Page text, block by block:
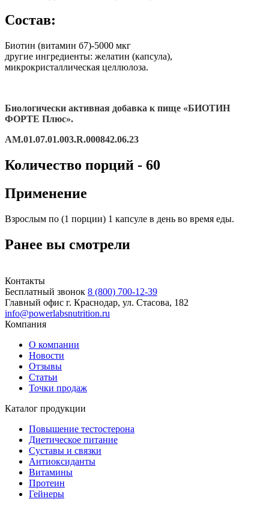
Состав:
Биотин (витамин б7)-5000 мкг
другие ингредиенты: желатин (капсула),
микрокристаллическая целлюлоза.
Биологически активная добавка к пище «БИОТИН
ФОРТЕ Плюс».
AM.01.07.01.003.R.000842.06.23
Количество порций - 60
Применение
Взрослым по (1 порции) 1 капсуле в день во время еды.
Ранее вы смотрели
Контакты
Бесплатный звонок 8 (800) 700-12-39
Главный офис г. Краснодар, ул. Стасова, 182
info@powerlabsnutrition.ru
Компания
О компании
Новости
Отзывы
Статьи
Точки продаж
Каталог продукции
Повышение тестостерона
Диетическое питание
Суставы и связки
Антиоксиданты
Витамины
Протеин
Гейнеры